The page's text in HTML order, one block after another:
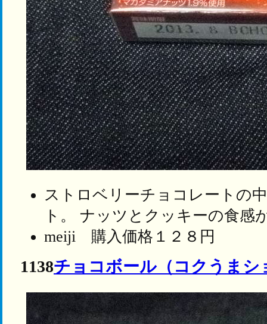
ストロベリーチョコレートの
ト。 ナッツとクッキーの食感
meiji 購入価格１２８円
1138チョコボール（コクうまシ